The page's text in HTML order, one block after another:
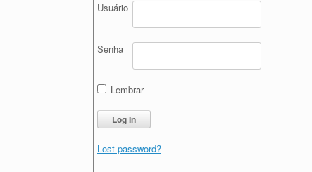
Usuário
Senha
Lembrar
Lost password?